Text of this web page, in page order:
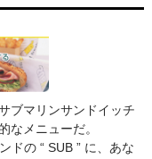
ブマリンサンドイッチ
なメニューだ。
ドの “ SUB ” に、あな